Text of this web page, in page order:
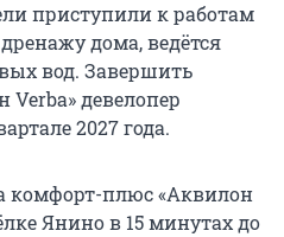
приступили к работам
дома, ведётся
вод. Завершить
Verba» девелопер
2027 года.
комфорт-плюс «Аквилон
Янино в 15 минутах до